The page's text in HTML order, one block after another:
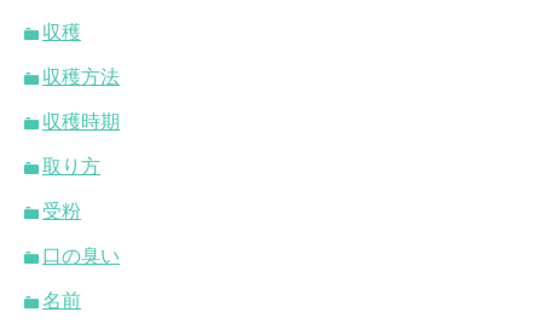
収穫
収穫方法
収穫時期
取り方
受粉
口の臭い
名前